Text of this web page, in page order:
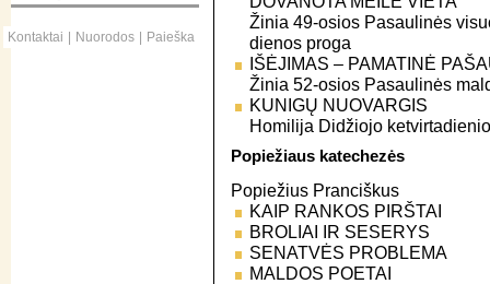
Kontaktai Nuorodos Paieška
Žinia 49-osios Pasaulinės
dienos proga
IŠĖJIMAS – PAMATINĖ
Žinia 52-osios Pasaulinės
KUNIGŲ NUOVARGIS
Homilija Didžiojo
Popiežiaus katechezės
Popiežius Pranciškus
KAIP RANKOS PIRŠTAI
BROLIAI IR SESERYS
SENATVĖS PROBLEMA
MALDOS POETAI